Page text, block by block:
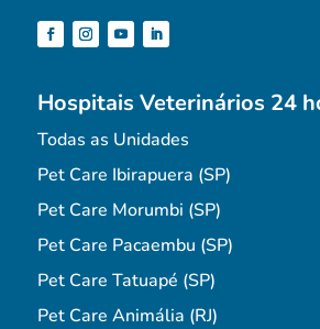
Hospitais Veterinários 24
Todas as Unidades
Pet Care Ibirapuera (SP)
Pet Care Morumbi (SP)
Pet Care Pacaembu (SP)
Pet Care Tatuapé (SP)
Pet Care Animália (RJ)